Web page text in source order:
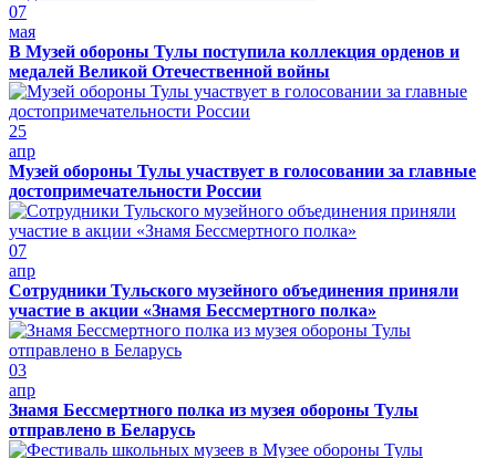
07
мая
В Музей обороны Тулы поступила коллекция орденов и
медалей Великой Отечественной войны
25
апр
Музей обороны Тулы участвует в голосовании за главные
достопримечательности России
07
апр
Сотрудники Тульского музейного объединения приняли
участие в акции «Знамя Бессмертного полка»
03
апр
Знамя Бессмертного полка из музея обороны Тулы
отправлено в Беларусь